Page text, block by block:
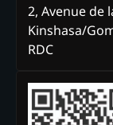
2, Avenue de
Kinshasa/
RDC